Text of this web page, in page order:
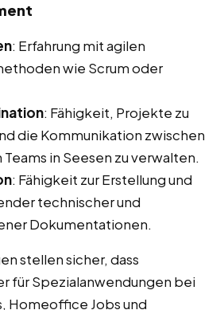
: Erfahrung mit agilen
wie Scrum oder
: Fähigkeit, Projekte zu
die Kommunikation zwischen
in Seesen zu verwalten.
: Fähigkeit zur Erstellung und
technischer und
Dokumentationen.
stellen sicher, dass
für Spezialanwendungen bei
Homeoffice Jobs und